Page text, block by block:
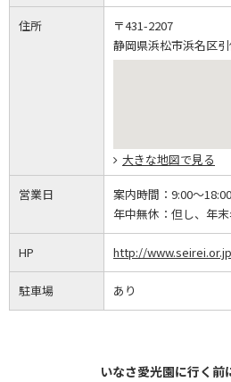
住所
〒431-2207
静岡県浜松市浜名区
大きな地図で見る
営業日 案内時間： 9:00～18:00
年中無休： 但し、年
HP http://
駐車場 あり
いなさ愛光園に行く前